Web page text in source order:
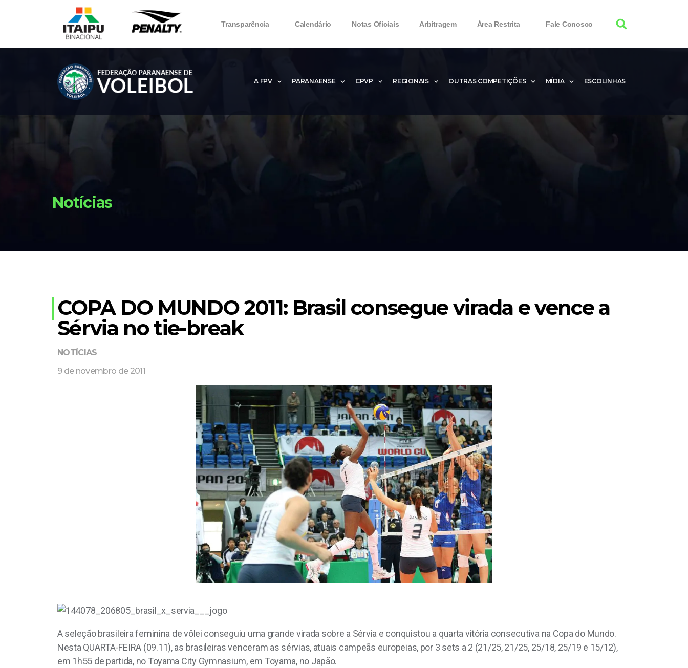
Transparência Calendário Notas Oficiais Arbitragem Área Restrita Fale Conosco
A FPV
Microsoft Office 2016 Product Key 2020 – Free Product Keys
MMicrosoft Office 2016 Product key: Free Download & Activate
PARANAENSE CPVP REGIONAIS OUTRAS COMPETIÇÕES MÍDIA ESCOLINHAS
Notícias
COPA DO MUNDO 2011: Brasil consegue virada e vence a
Sérvia no tie-break
NOTÍCIAS
9 de novembro de 2011
A seleção brasileira feminina de vôlei conseguiu uma grande virada sobre a Sérvia e conquistou a quarta vitória consecutiva na Copa do Mundo.
Nesta QUARTA-FEIRA (09.11), as brasileiras venceram as sérvias, atuais campeãs europeias, por 3 sets a 2 (21/25, 21/25, 25/18, 25/19 e 15/12),
em 1h55 de partida, no Toyama City Gymnasium, em Toyama, no Japão.